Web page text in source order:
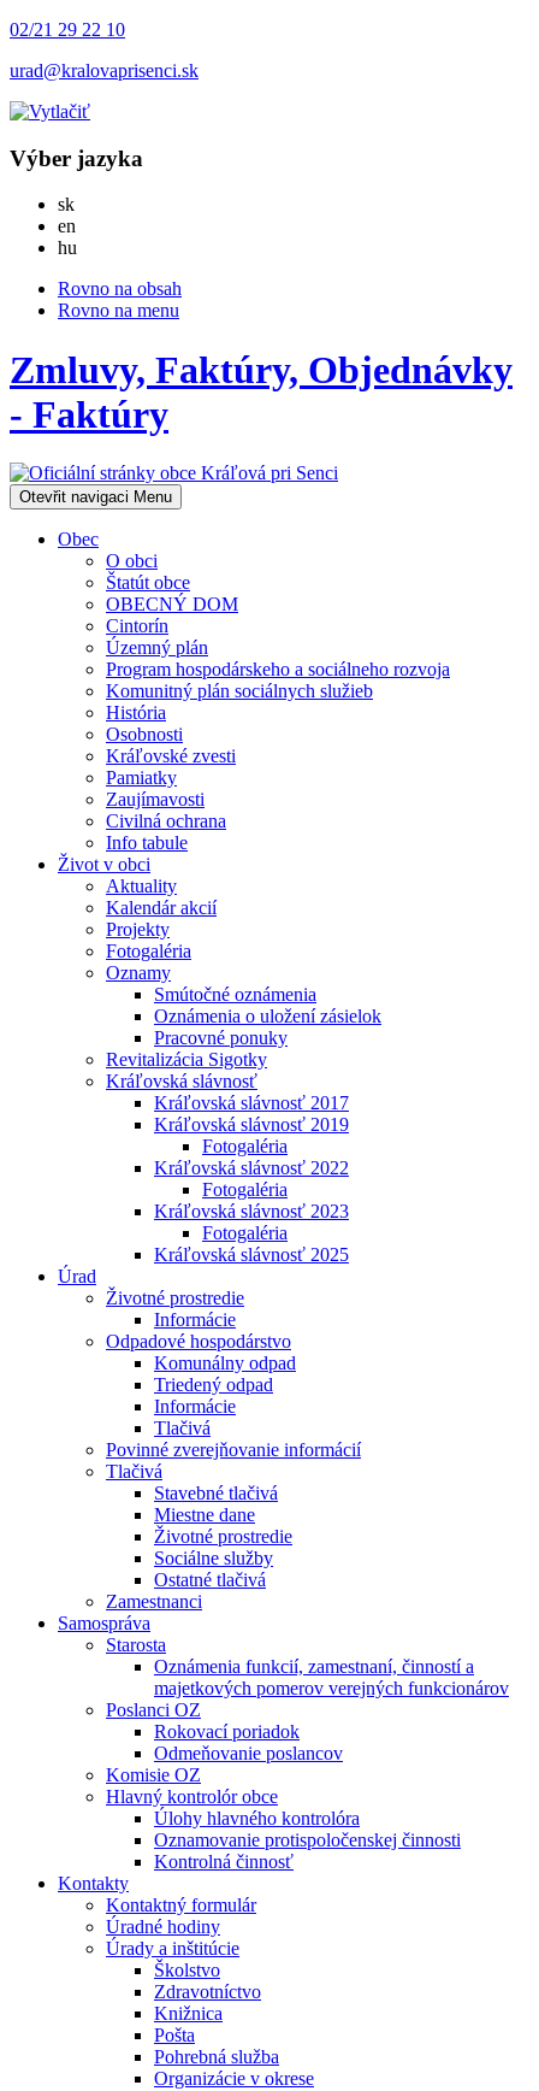
02/21 29 22 10
urad@kralovaprisenci.sk
Výber jazyka
skSlovensky
en
hu
Rovno na obsah
Rovno na menu
Zmluvy, Faktúry, Objednávky
- Faktúry
Otevřit navigaci Menu
Obec
O obci
Štatút obce
OBECNÝ DOM
Cintorín
Územný plán
Program hospodárskeho a sociálneho rozvoja
Komunitný plán sociálnych služieb
História
Osobnosti
Kráľovské zvesti
Pamiatky
Zaujímavosti
Civilná ochrana
Info tabule
Život v obci
Aktuality
Kalendár akcií
Projekty
Fotogaléria
Oznamy
Smútočné oznámenia
Oznámenia o uložení zásielok
Pracovné ponuky
Revitalizácia Sigotky
Kráľovská slávnosť
Kráľovská slávnosť 2017
Kráľovská slávnosť 2019
Fotogaléria
Kráľovská slávnosť 2022
Fotogaléria
Kráľovská slávnosť 2023
Fotogaléria
Kráľovská slávnosť 2025
Úrad
Životné prostredie
Informácie
Odpadové hospodárstvo
Komunálny odpad
Triedený odpad
Informácie
Tlačivá
Povinné zverejňovanie informácií
Tlačivá
Stavebné tlačivá
Miestne dane
Životné prostredie
Sociálne služby
Ostatné tlačivá
Zamestnanci
Samospráva
Starosta
Oznámenia funkcií, zamestnaní, činností a
majetkových pomerov verejných funkcionárov
Poslanci OZ
Rokovací poriadok
Odmeňovanie poslancov
Komisie OZ
Hlavný kontrolór obce
Úlohy hlavného kontrolóra
Oznamovanie protispoločenskej činnosti
Kontrolná činnosť
Kontakty
Kontaktný formulár
Úradné hodiny
Úrady a inštitúcie
Školstvo
Zdravotníctvo
Knižnica
Pošta
Pohrebná služba
Organizácie v okrese